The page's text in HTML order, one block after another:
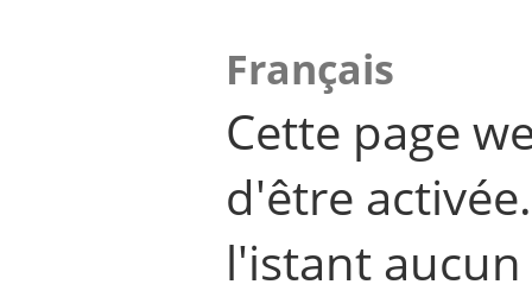
Français
Cette page
d'être
l'istant